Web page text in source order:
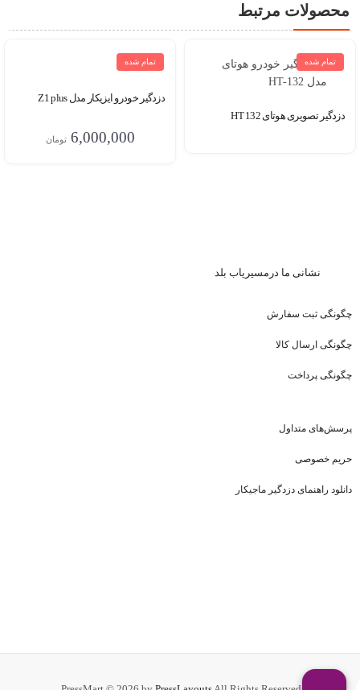
محصولات مرتبط
تمام شده
دزدگیر تصویری هوتای HT 132
تمام شده
دزدگیر خودرو ایزیکار مدل Z1 plus
6,000,000 تومان
نشانی ما درمسیریاب بلد
چگونگی ثبت سفارش
چگونگی ارسال کالا
چگونگی پرداخت
پرسش‌های متداول
حریم خصوصی
دانلود راهنمای دزدگیر ماجیکار